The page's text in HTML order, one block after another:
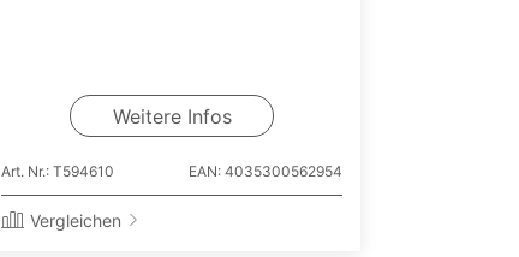
Weitere Infos
Art. Nr.: T594610 EAN: 4035300562954
Vergleichen